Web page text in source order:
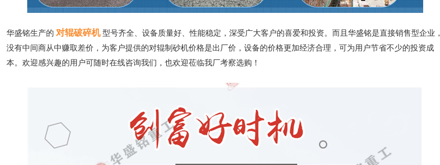
华盛铭生产的 对辊破碎机 型号齐全、设备质量好、性能稳定，深受广大客户的喜爱和投资。而且华盛铭是直接销售型企业，
没有中间商从中赚取差价，为客户提供的对辊制砂机价格是出厂价，设备的价格更加经济合理，可为用户节省不少的投资成
本。欢迎感兴趣的用户可随时在线咨询我们，也欢迎莅临我厂考察选购！